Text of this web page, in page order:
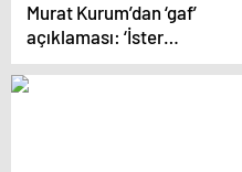
Murat Kurum’dan ‘gaf’
açıklaması: ‘İster
istemez bu yoğunlukta
diliniz sürçebiliyor’